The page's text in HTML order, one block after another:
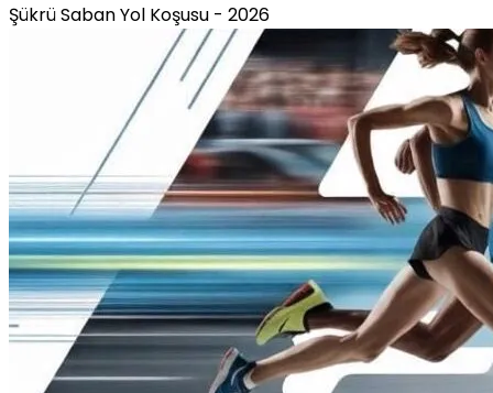
Şükrü Saban Yol Koşusu - 2026